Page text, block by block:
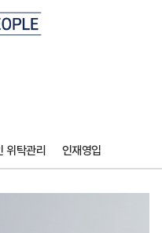
위탁관리 인재영입